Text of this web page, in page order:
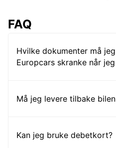
FAQ
Hvilke dokumenter må
Europcars skranke når
Må jeg levere tilbake
Kan jeg bruke debetkort?